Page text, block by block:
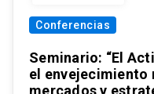
Conferencias
Seminario: “El
el
mercados y